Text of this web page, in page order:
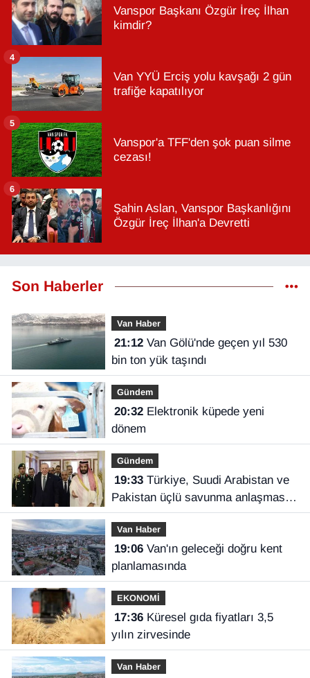
Vanspor Başkanı Özgür İreç İlhan
kimdir?
Van YYÜ Erciş yolu kavşağı 2 gün
trafiğe kapatılıyor
4
Vanspor'a TFF'den şok puan silme
cezası!
5
Şahin Aslan, Vanspor Başkanlığını
Özgür İreç İlhan'a Devretti
6
Son Haberler
Van Haber
21:12Van Gölü'nde geçen yıl 530
bin ton yük taşındı
Gündem
20:32Elektronik küpede yeni
dönem
Gündem
19:33Türkiye, Suudi Arabistan ve
Pakistan üçlü savunma anlaşması
imzaladı
Van Haber
19:06Van'ın geleceği doğru kent
planlamasında
EKONOMİ
17:36Küresel gıda fiyatları 3,5
yılın zirvesinde
Van Haber